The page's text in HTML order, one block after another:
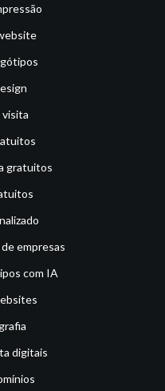
gratuitos
empresas
com IA
digitais